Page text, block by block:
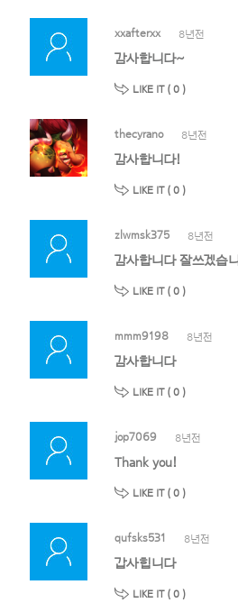
xxafterxx 8년전
감사합니다~
LIKE IT ( 0 )
thecyrano 8년전
감사합니다!
LIKE IT ( 0 )
zlwmsk375 8년전
감사합니다 잘쓰겠습
LIKE IT ( 0 )
mmm9198 8년전
감사합니다
LIKE IT ( 0 )
jop7069 8년전
Thank you!
LIKE IT ( 0 )
qufsks531 8년전
갑사힙니다
LIKE IT ( 0 )